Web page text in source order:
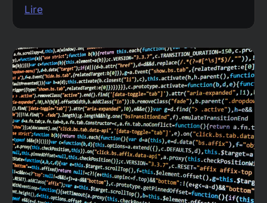
Lire